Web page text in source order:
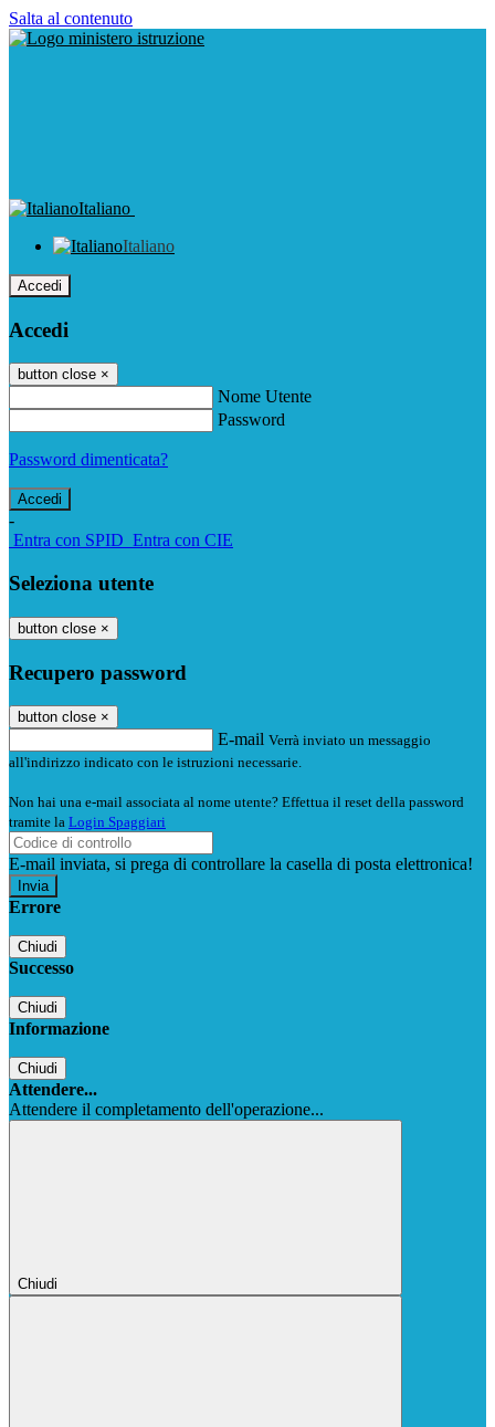
Salta al contenuto
Italiano
Italiano
Accedi
Accedi
button close ×
Nome Utente
Password
Password dimenticata?
-
Entra con SPID Entra con CIE
Seleziona utente
button close ×
Recupero password
button close ×
E-mail Verrà inviato un messaggio
all'indirizzo indicato con le istruzioni necessarie.
Non hai una e-mail associata al nome utente? Effettua il reset della password
tramite la Login Spaggiari
E-mail inviata, si prega di controllare la casella di posta elettronica!
Errore
Chiudi
Successo
Chiudi
Informazione
Chiudi
Attendere...
Attendere il completamento dell'operazione...
Chiudi